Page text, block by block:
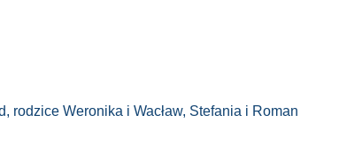
rodzice Weronika i Wacław, Stefania i Roman